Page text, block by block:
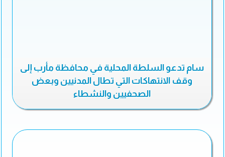
سام تدعو السلطة المحلية في محافظة مأرب إلى
وقف الانتهاكات التي تطال المدنيين وبعض
الصحفيين والنشطاء